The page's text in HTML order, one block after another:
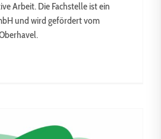
Arbeit. Die Fachstelle ist ein
und wird gefördert vom